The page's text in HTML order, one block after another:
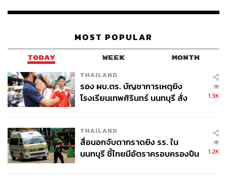
MOST POPULAR
TODAY WEEK MONTH
THAILAND
รอง ผบ.ตร. บัญชาการเหตุยิง
โรงเรียนเทพศิรินทร์ นนทบุรี สั่ง
1.3K
THAILAND
สื่อนอกจับตากราดยิง รร. ใน
นนทบุรี ชี้ไทยมีอัตราครอบครองปืน
1.2K